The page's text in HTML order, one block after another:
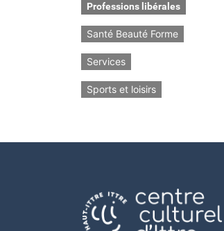
Professions libérales
Santé Beauté Forme
Services
Sports et loisirs